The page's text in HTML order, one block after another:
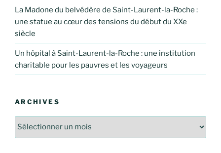
La Madone du belvédère de Saint-Laurent-la-Roche :
une statue au cœur des tensions du début du XXe
siècle
Un hôpital à Saint-Laurent-la-Roche : une institution
charitable pour les pauvres et les voyageurs
ARCHIVES
Archives